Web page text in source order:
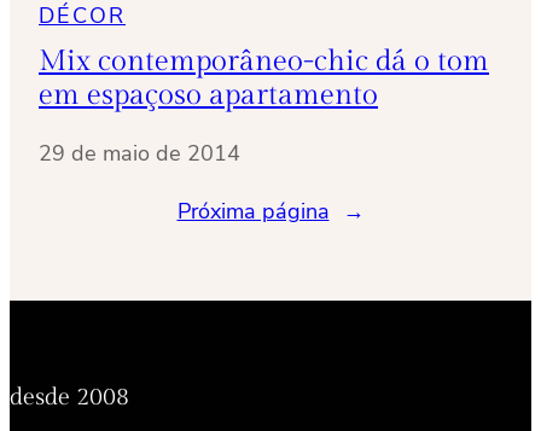
DÉCOR
Mix contemporâneo-chic dá o tom
em espaçoso apartamento
29 de maio de 2014
Próxima página
→
desde 2008